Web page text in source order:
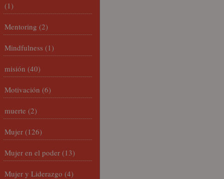
(1)
Mentoring (2)
Mindfulness (1)
misión (40)
Motivación (6)
muerte (2)
Mujer (126)
Mujer en el poder (13)
Mujer y Liderazgo (4)